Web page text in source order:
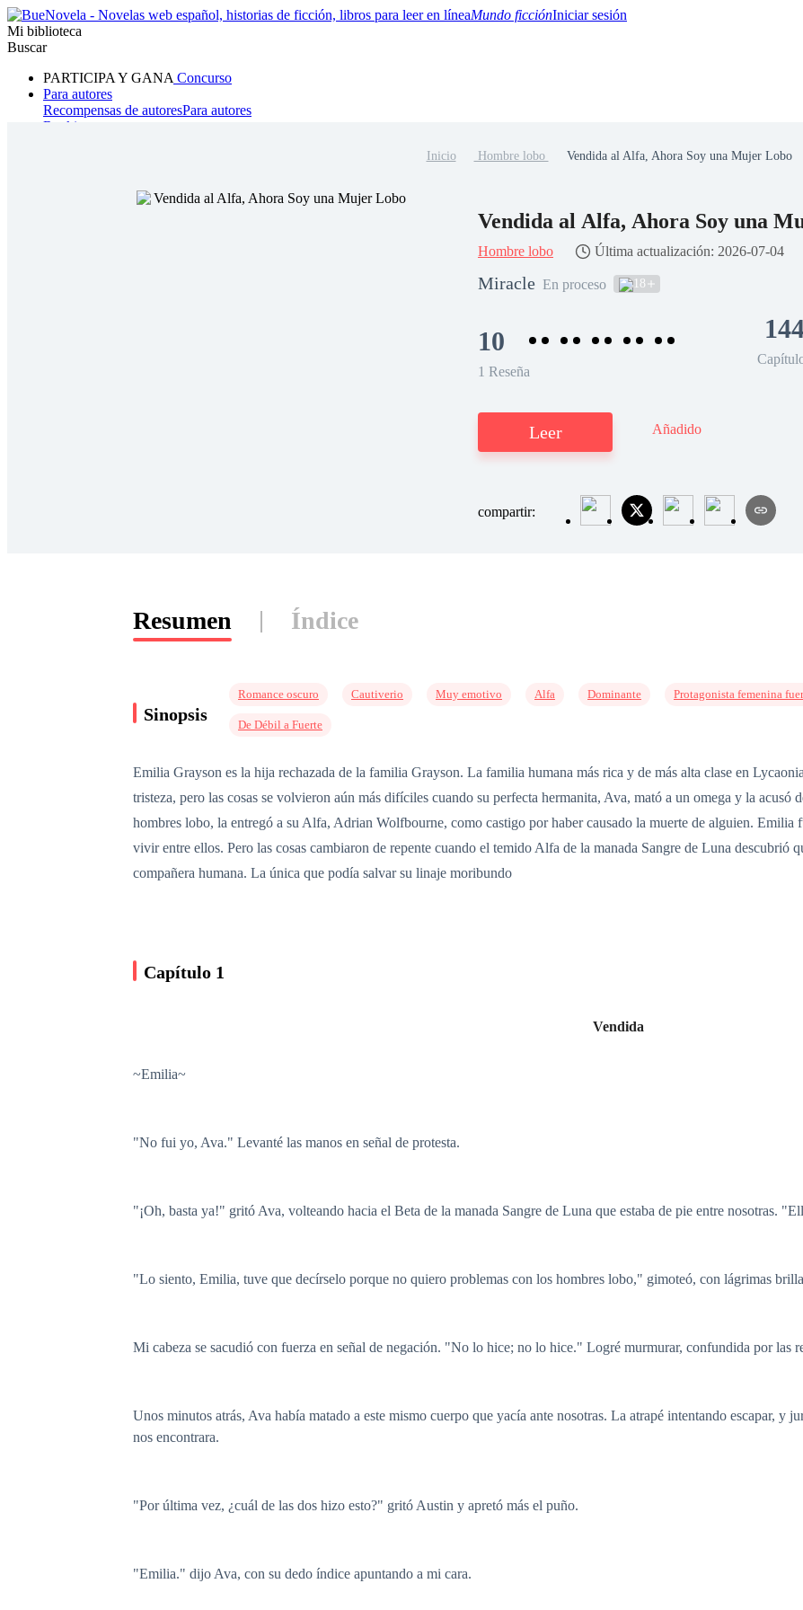
Mundo ficciónIniciar sesión
Mi biblioteca
Buscar
PARTICIPA Y GANA Concurso
Para autores
Recompensas de autoresPara autores
Ranking
Hombre loboMafia Sistema Fantasía UrbanoLGBTQ+
Inicio Hombre lobo Vendida al Alfa, Ahora Soy una Mujer Lobo
Vendida al Alfa, Ahora Soy una
Hombre lobo Última actualización: 2026-07-04
Miracle En proceso 18
10
1 Reseña
Leer Añadido
compartir:
Resumen Índice
Sinopsis
Romance oscuro Cautiverio Muy emotivo Alfa Dominante Protagonista femenina
De Débil a Fuerte
Emilia Grayson es la hija rechazada de la familia Grayson. La familia humana más rica y de más alta clase en
tristeza, pero las cosas se volvieron aún más difíciles cuando su perfecta hermanita, Ava, mató a un omega y la acusó
hombres lobo, la entregó a su Alfa, Adrian Wolfbourne, como castigo por haber causado la muerte de alguien. Emilia
vivir entre ellos. Pero las cosas cambiaron de repente cuando el temido Alfa de la manada Sangre de Luna descubrió
compañera humana. La única que podía salvar su linaje moribundo
Capítulo 1
Vendida
~Emilia~
"No fui yo, Ava." Levanté las manos en señal de protesta.
"¡Oh, basta ya!" gritó Ava, volteando hacia el Beta de la manada Sangre de Luna que estaba de pie entre nosotras.
"Lo siento, Emilia, tuve que decírselo porque no quiero problemas con los hombres lobo," gimoteó, con lágrimas
Mi cabeza se sacudió con fuerza en señal de negación. "No lo hice; no lo hice." Logré murmurar, confundida por las
Unos minutos atrás, Ava había matado a este mismo cuerpo que yacía ante nosotras. La atrapé intentando escapar, y
nos encontrara.
"Por última vez, ¿cuál de las dos hizo esto?" gritó Austin y apretó más el puño.
"Emilia." dijo Ava, con su dedo índice apuntando a mi cara.